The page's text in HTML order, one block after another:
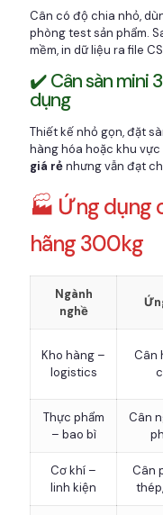
Cân có độ chia nhỏ,
phòng test sản phẩm.
mềm, in dữ liệu ra file
✔️ Cân sàn mini
dụng
Thiết kế nhỏ gọn, đặt
hàng hóa hoặc khu
giá rẻnhưng vẫn đạt
🏭 Ứng dụng
hãng 300kg
Ngành
nghề
Kho hàng –
logistics
Cân
Thực phẩm
– bao bì
Cân
Cơ khí –
linh kiện
Cân